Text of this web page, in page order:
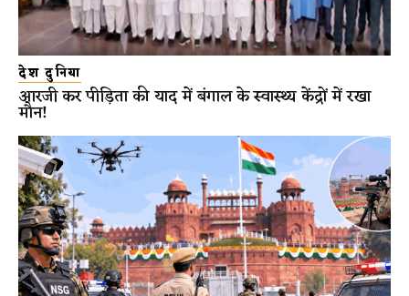
देश दुनिया
आरजी कर पीड़िता की याद में बंगाल के स्वास्थ्य केंद्रों में रखा
मौन!